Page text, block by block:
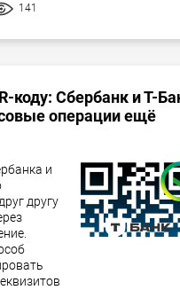
141
коду: Сбербанк и Т-
операции ещё
и
другу